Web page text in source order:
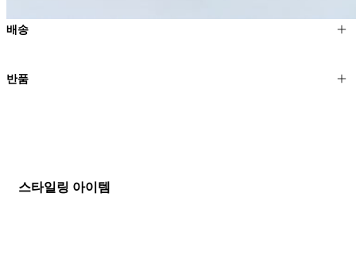
배송
고객님의 위치에 따라 일반 배송과 익스프레스 배송을 제공합니다.
세일 기간에는 배송이 다소 지연될 수 있습니다. 궁금하신 점이 있거
나 도움이 필요하신 경우 고객센터로 문의해 주세요.
반품
스타일링 아이템